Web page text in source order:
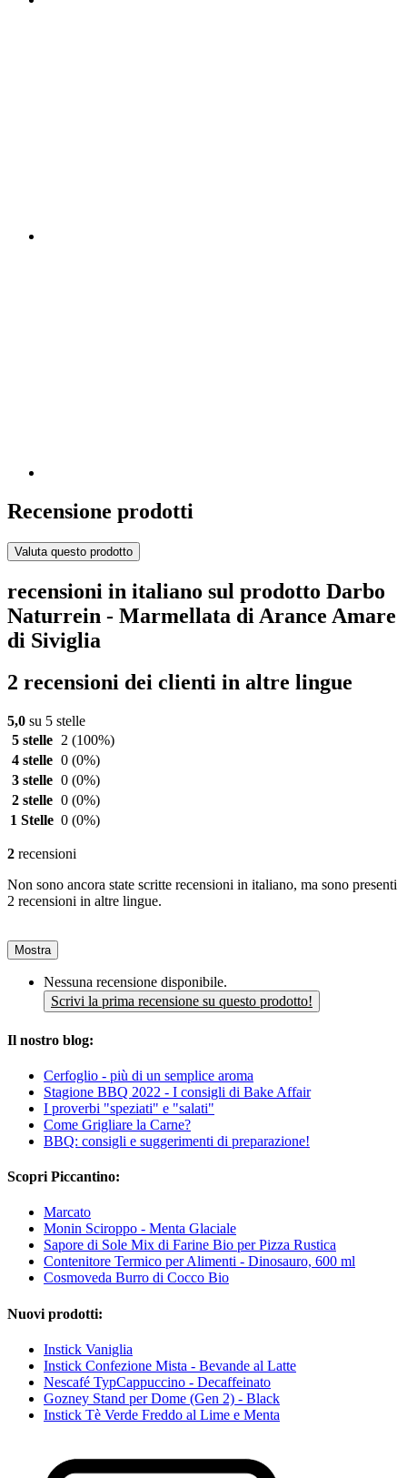
Recensione prodotti
Valuta questo prodotto
recensioni in italiano sul prodotto Darbo
Naturrein - Marmellata di Arance Amare
di Siviglia
2 recensioni dei clienti in altre lingue
5,0 su 5 stelle
5 stelle
2 (100%)
4 stelle 0 (0%)
3 stelle 0 (0%)
2 stelle 0 (0%)
1 Stelle 0 (0%)
2 recensioni
Non sono ancora state scritte recensioni in italiano, ma sono presenti
2 recensioni in altre lingue.
Mostra
Nessuna recensione disponibile.
Scrivi la prima recensione su questo prodotto!
Il nostro blog:
Cerfoglio - più di un semplice aroma
Stagione BBQ 2022 - I consigli di Bake Affair
I proverbi "speziati" e "salati"
Come Grigliare la Carne?
BBQ: consigli e suggerimenti di preparazione!
Scopri Piccantino:
Marcato
Monin Sciroppo - Menta Glaciale
Sapore di Sole Mix di Farine Bio per Pizza Rustica
Contenitore Termico per Alimenti - Dinosauro, 600 ml
Cosmoveda Burro di Cocco Bio
Nuovi prodotti:
Instick Vaniglia
Instick Confezione Mista - Bevande al Latte
Nescafé TypCappuccino - Decaffeinato
Gozney Stand per Dome (Gen 2) - Black
Instick Tè Verde Freddo al Lime e Menta